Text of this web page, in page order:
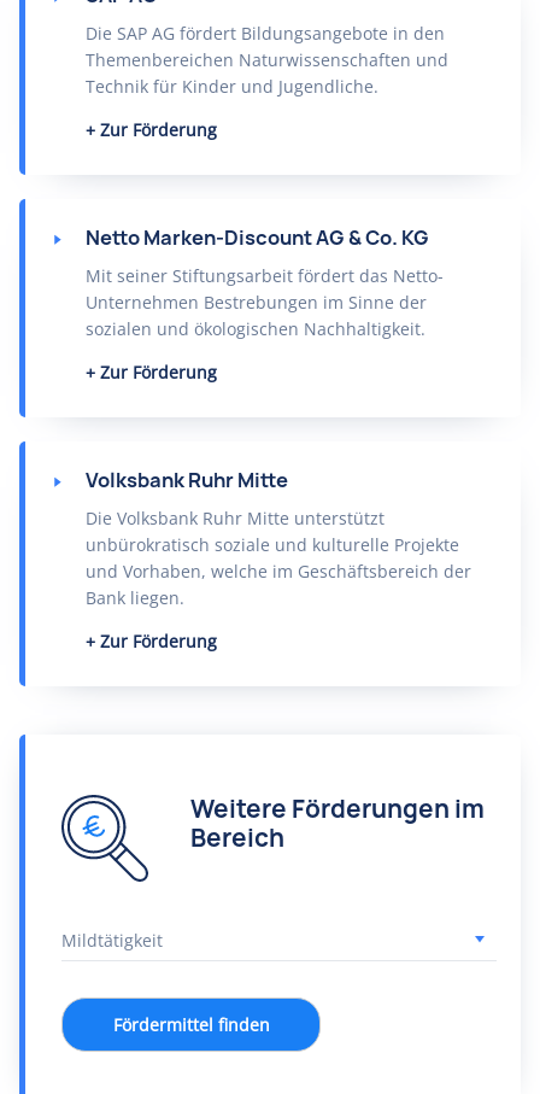
Die SAP AG fördert Bildungsangebote in den
Themenbereichen Naturwissenschaften und
Technik für Kinder und Jugendliche.
Zur Förderung
Netto Marken-Discount AG & Co. KG
Mit seiner Stiftungsarbeit fördert das Netto-
Unternehmen Bestrebungen im Sinne der
sozialen und ökologischen Nachhaltigkeit.
Zur Förderung
Volksbank Ruhr Mitte
Die Volksbank Ruhr Mitte unterstützt
unbürokratisch soziale und kulturelle Projekte
und Vorhaben, welche im Geschäftsbereich der
Bank liegen.
Zur Förderung
Weitere Förderungen im
Bereich
Fördermittel finden